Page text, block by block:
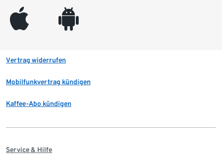
appleinc android
Vertrag widerrufen
Mobilfunkvertrag kündigen
Kaffee-Abo kündigen
Service & Hilfe